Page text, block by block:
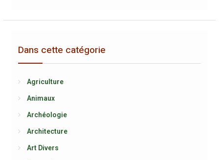
Dans cette catégorie
Agriculture
Animaux
Archéologie
Architecture
Art Divers